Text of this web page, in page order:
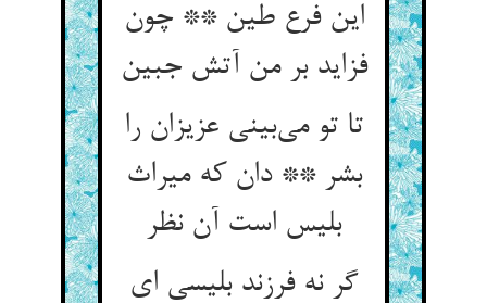
این فرع طین ** چون
فزاید بر من آتش جبین‌‌
تا تو می‌‌بینی عزیزان را
بشر ** دان که میراث
بلیس است آن نظر
گر نه فرزند بلیسی ای